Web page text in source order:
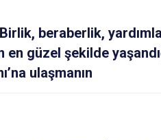
beraberlik,
en güzel şekilde
ulaşmanın